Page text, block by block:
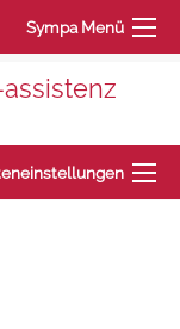
Sympa Menü